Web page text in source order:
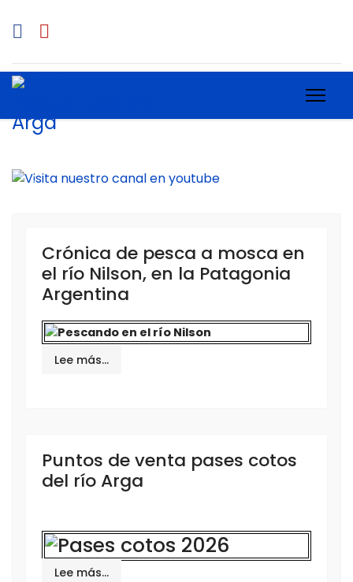
Previous
Crónica de pesca a mosca en
el río Nilson, en la Patagonia
Argentina
Lee más…
Puntos de venta pases cotos
del río Arga
Lee más…